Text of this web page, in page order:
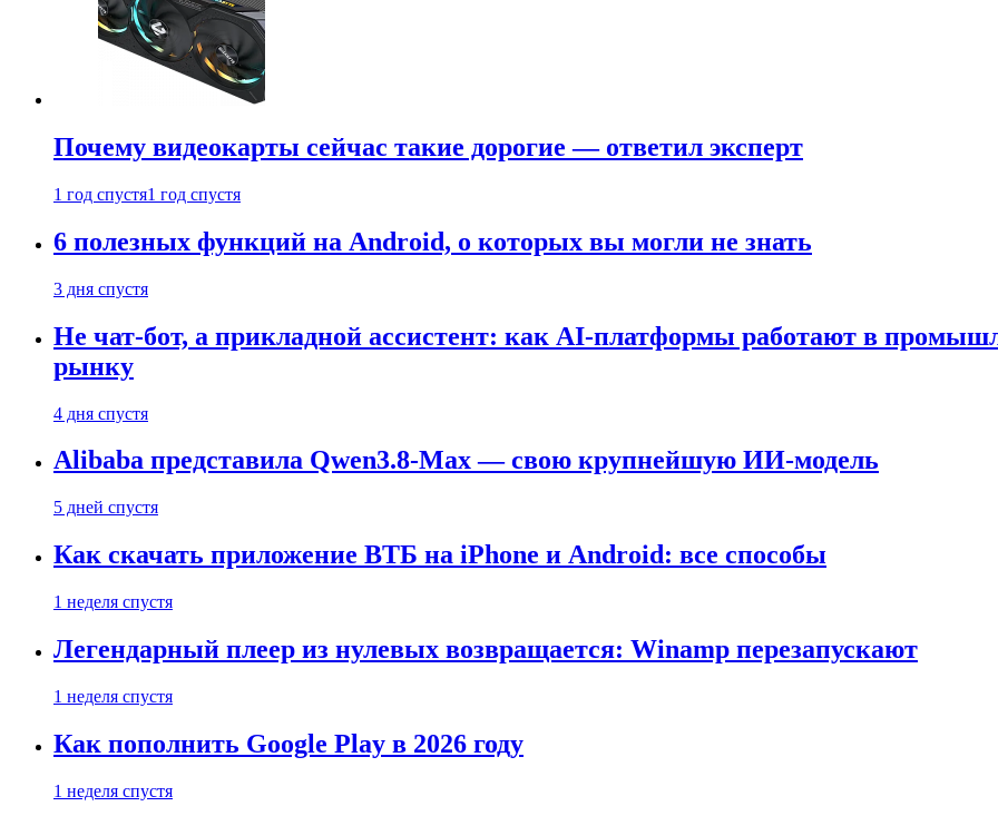
Почему видеокарты сейчас такие дорогие — ответил эксперт
1 год спустя1 год спустя
6 полезных функций на Android, о которых вы могли не знать
3 дня спустя
Не чат-бот, а прикладной ассистент: как AI-платформы работают в
рынку
4 дня спустя
Alibaba представила Qwen3.8-Max — свою крупнейшую ИИ-модель
5 дней спустя
Как скачать приложение ВТБ на iPhone и Android: все способы
1 неделя спустя
Легендарный плеер из нулевых возвращается: Winamp перезапускают
1 неделя спустя
Как пополнить Google Play в 2026 году
1 неделя спустя